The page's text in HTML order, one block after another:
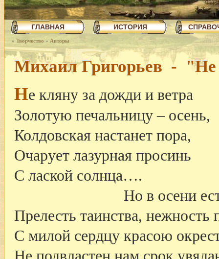
ГЛАВНАЯ ИСТОРИЯ
» Творчество » Авторы
Михаил Григорьев - "Не
Не кляну за дожди и ветра
Золотую печальницу – осень,
Колдовская настанет пора,
Очарует лазурная просинь
С лаской солнца….
Но в осени
Прелесть таинства, нежность
С милой сердцу красою